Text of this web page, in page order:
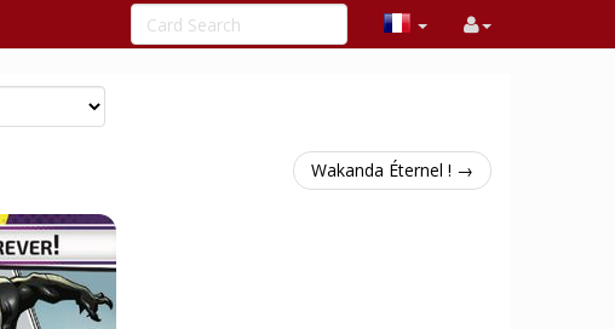
Wakanda Éternel ! →